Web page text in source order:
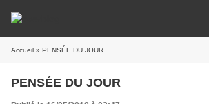
Accueil » PENSÉE DU JOUR
PENSÉE DU JOUR